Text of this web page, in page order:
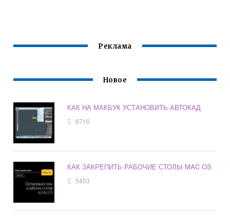
Реклама
Новое
КАК НА МАКБУК УСТАНОВИТЬ АВТОКАД
6716
КАК ЗАКРЕПИТЬ РАБОЧИЕ СТОЛЫ MAC OS
5453